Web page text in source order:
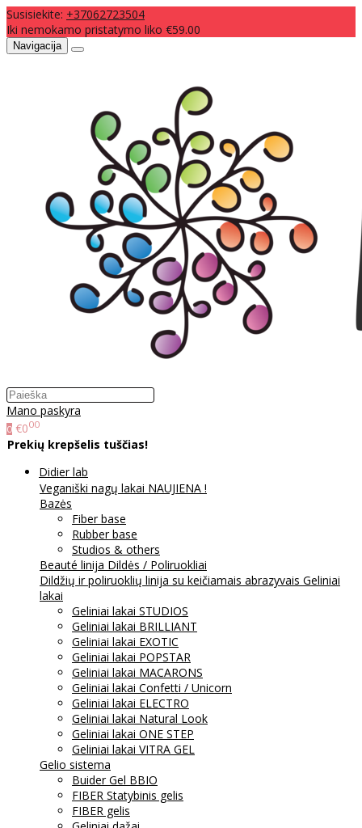
Susisiekite: +37062723504
Iki nemokamo pristatymo liko €59.00
Navigacija
Mano paskyra
0 €000
Prekių krepšelis tuščias!
Didier lab
Veganiški nagų lakai NAUJIENA !
Bazės
Fiber base
Rubber base
Studios & others
Beauté linija Dildės / Poliruokliai
Dildžių ir poliruoklių linija su keičiamais abrazyvais Geliniai
lakai
Geliniai lakai STUDIOS
Geliniai lakai BRILLIANT
Geliniai lakai EXOTIC
Geliniai lakai POPSTAR
Geliniai lakai MACARONS
Geliniai lakai Confetti / Unicorn
Geliniai lakai ELECTRO
Geliniai lakai Natural Look
Geliniai lakai ONE STEP
Geliniai lakai VITRA GEL
Gelio sistema
Buider Gel BBIO
FIBER Statybinis gelis
FIBER gelis